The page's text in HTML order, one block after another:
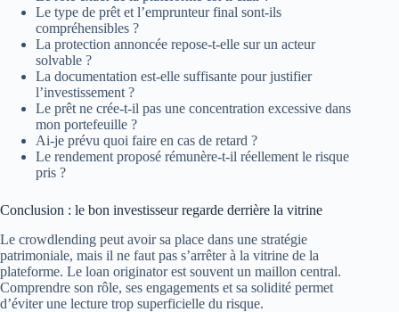
Le type de prêt et l’emprunteur final sont-ils
compréhensibles ?
La protection annoncée repose-t-elle sur un acteur
solvable ?
La documentation est-elle suffisante pour justifier
l’investissement ?
Le prêt ne crée-t-il pas une concentration excessive dans
mon portefeuille ?
Ai-je prévu quoi faire en cas de retard ?
Le rendement proposé rémunère-t-il réellement le risque
pris ?
Conclusion : le bon investisseur regarde derrière la vitrine
Le crowdlending peut avoir sa place dans une stratégie
patrimoniale, mais il ne faut pas s’arrêter à la vitrine de la
plateforme. Le loan originator est souvent un maillon central.
Comprendre son rôle, ses engagements et sa solidité permet
d’éviter une lecture trop superficielle du risque.